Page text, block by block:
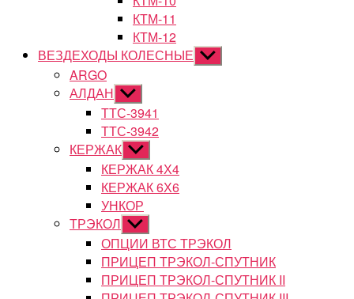
КТМ-11
КТМ-12
ВЕЗДЕХОДЫ КОЛЕСНЫЕ Показывать
подменю
ARGO
АЛДАН Показывать
подменю
ТТС-3941
ТТС-3942
КЕРЖАК Показывать
подменю
КЕРЖАК 4Х4
КЕРЖАК 6Х6
УНКОР
ТРЭКОЛ Показывать
подменю
ОПЦИИ ВТС ТРЭКОЛ
ПРИЦЕП ТРЭКОЛ-СПУТНИК
ПРИЦЕП ТРЭКОЛ-СПУТНИК II